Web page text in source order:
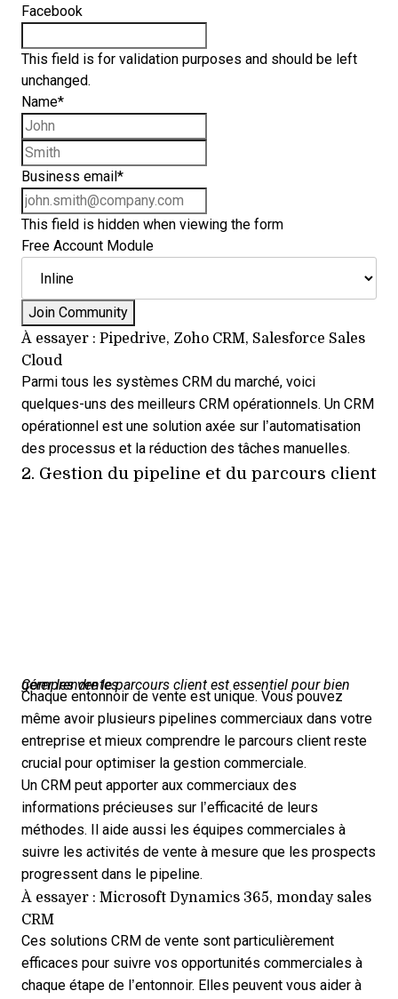
Facebook
This field is for validation purposes and should be left
unchanged.
Name*
Business email *
This field is hidden when viewing the form
Free Account Module
À essayer : Pipedrive, Zoho CRM, Salesforce Sales
Cloud
Parmi tous les systèmes CRM du marché, voici
quelques-uns des meilleurs CRM opérationnels. Un CRM
opérationnel est une solution axée sur l’automatisation
des processus et la réduction des tâches manuelles.
2. Gestion du pipeline et du parcours client
Comprendre le parcours client est essentiel pour bien gérer les ventes.
Chaque entonnoir de vente est unique. Vous pouvez
même avoir plusieurs pipelines commerciaux dans votre
entreprise et mieux comprendre le parcours client reste
crucial pour optimiser la gestion commerciale.
Un CRM peut apporter aux commerciaux des
informations précieuses sur l’efficacité de leurs
méthodes. Il aide aussi les équipes commerciales à
suivre les activités de vente à mesure que les prospects
progressent dans le pipeline.
À essayer : Microsoft Dynamics 365, monday sales
CRM
Ces solutions CRM de vente sont particulièrement
efficaces pour suivre vos opportunités commerciales à
chaque étape de l’entonnoir. Elles peuvent vous aider à